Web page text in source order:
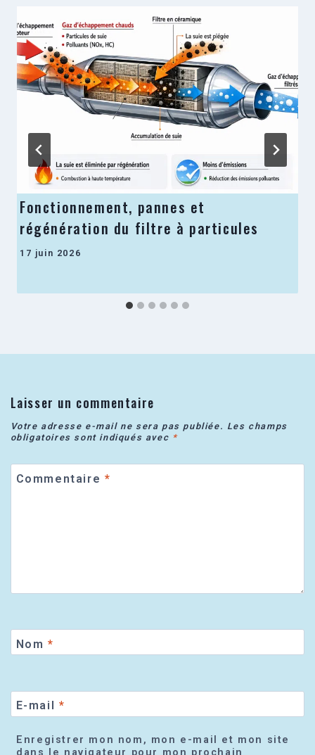
Fonctionnement, pannes et
régénération du filtre à particules
17 juin 2026
Laisser un commentaire
Votre adresse e-mail ne sera pas publiée. Les champs
obligatoires sont indiqués avec *
Commentaire *
Nom *
E-mail *
Enregistrer mon nom, mon e-mail et mon site